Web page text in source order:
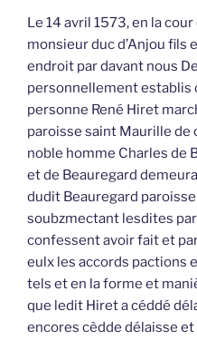
Le 14 avril 1573, en la
monsieur duc d’Anjou fils
endroit par davant nous
personnellement establis
personne René Hiret
paroisse saint Maurille de
noble homme Charles de
et de Beauregard
dudit Beauregard
soubzmectant lesdites
confessent avoir fait et
eulx les accords pactions
tels et en la forme et
que ledit Hiret a céddé
encores cèdde délaisse